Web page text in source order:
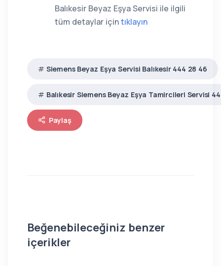
Balıkesir Beyaz Eşya Servisi ile ilgili
tüm detaylar içintıklayın
Siemens Beyaz Eşya Servisi Balıkesir 444 28 46
Balıkesir Siemens Beyaz Eşya Tamircileri Servisi
Paylaş
Beğenebileceğiniz benzer
içerikler